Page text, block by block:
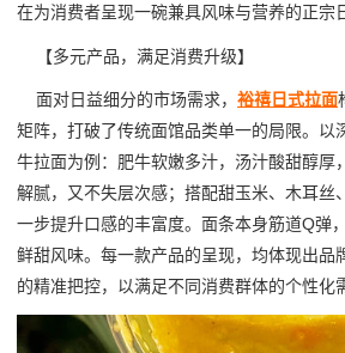
在为消费者呈现一碗兼具风味与营养的正宗
【多元产品，满足消费升级】
面对日益细分的市场需求， 裕禧日式拉面
矩阵，打破了传统面馆品类单一的局限。以
牛拉面为例：肥牛软嫩多汁，汤汁酸甜醇厚
解腻，又不失层次感；搭配甜玉米、木耳丝
一步提升口感的丰富度。面条本身筋道Q弹
鲜甜风味。每一款产品的呈现，均体现出品
的精准把控，以满足不同消费群体的个性化